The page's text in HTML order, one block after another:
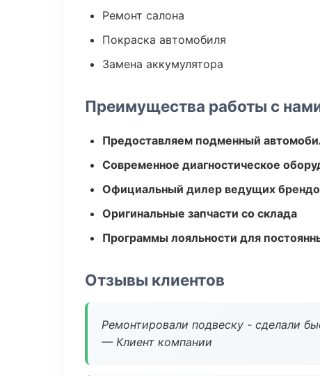
Ремонт салона
Покраска автомобиля
Замена аккумулятора
Преимущества работы с
Предоставляем подменный
Современное диагностическое
Официальный дилер ведущих
Оригинальные запчасти со склада
Программы лояльности для
Отзывы клиентов
Ремонтировали подвеску - сделали
— Клиент компании